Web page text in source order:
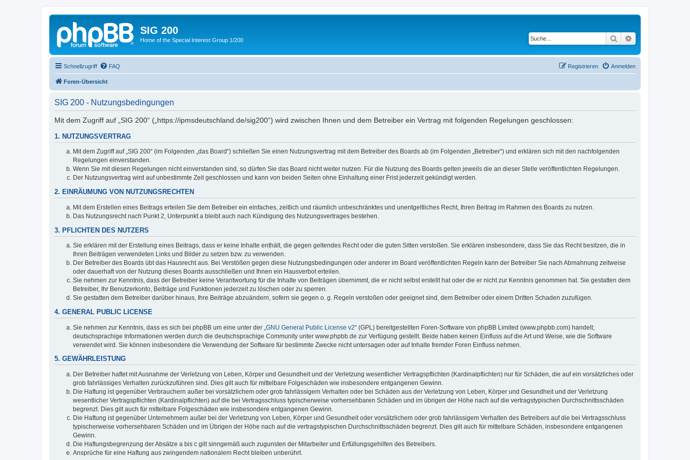
SIG 200
Home of the Special Interest Group 1/200 Suche
Schnellzugriff FAQ Anmelden
Registrieren
Foren-Übersicht
SIG 200 - Nutzungsbedingungen
Mit dem Zugriff auf „SIG 200“ („https://ipmsdeutschland.de/sig200“) wird zwischen Ihnen und dem Betreiber ein Vertrag mit folgenden Regelungen geschlossen:
1. NUTZUNGSVERTRAG
Mit dem Zugriff auf „SIG 200“ (im Folgenden „das Board“) schließen Sie einen Nutzungsvertrag mit dem Betreiber des Boards ab (im Folgenden „Betreiber“) und erklären sich mit den nachfolgenden
Regelungen einverstanden.
Wenn Sie mit diesen Regelungen nicht einverstanden sind, so dürfen Sie das Board nicht weiter nutzen. Für die Nutzung des Boards gelten jeweils die an dieser Stelle veröffentlichten Regelungen.
Der Nutzungsvertrag wird auf unbestimmte Zeit geschlossen und kann von beiden Seiten ohne Einhaltung einer Frist jederzeit gekündigt werden.
2. EINRÄUMUNG VON NUTZUNGSRECHTEN
Mit dem Erstellen eines Beitrags erteilen Sie dem Betreiber ein einfaches, zeitlich und räumlich unbeschränktes und unentgeltliches Recht, Ihren Beitrag im Rahmen des Boards zu nutzen.
Das Nutzungsrecht nach Punkt 2, Unterpunkt a bleibt auch nach Kündigung des Nutzungsvertrages bestehen.
3. PFLICHTEN DES NUTZERS
Sie erklären mit der Erstellung eines Beitrags, dass er keine Inhalte enthält, die gegen geltendes Recht oder die guten Sitten verstoßen. Sie erklären insbesondere, dass Sie das Recht besitzen, die in
Ihren Beiträgen verwendeten Links und Bilder zu setzen bzw. zu verwenden.
Der Betreiber des Boards übt das Hausrecht aus. Bei Verstößen gegen diese Nutzungsbedingungen oder anderer im Board veröffentlichten Regeln kann der Betreiber Sie nach Abmahnung zeitweise
oder dauerhaft von der Nutzung dieses Boards ausschließen und Ihnen ein Hausverbot erteilen.
Sie nehmen zur Kenntnis, dass der Betreiber keine Verantwortung für die Inhalte von Beiträgen übernimmt, die er nicht selbst erstellt hat oder die er nicht zur Kenntnis genommen hat. Sie gestatten dem
Betreiber, Ihr Benutzerkonto, Beiträge und Funktionen jederzeit zu löschen oder zu sperren.
Sie gestatten dem Betreiber darüber hinaus, Ihre Beiträge abzuändern, sofern sie gegen o. g. Regeln verstoßen oder geeignet sind, dem Betreiber oder einem Dritten Schaden zuzufügen.
4. GENERAL PUBLIC LICENSE
Sie nehmen zur Kenntnis, dass es sich bei phpBB um eine unter der „ GNU General Public License v2“ (GPL) bereitgestellten Foren-Software von phpBB Limited (www.phpbb.com) handelt;
deutschsprachige Informationen werden durch die deutschsprachige Community unter www.phpbb.de zur Verfügung gestellt. Beide haben keinen Einfluss auf die Art und Weise, wie die Software
verwendet wird. Sie können insbesondere die Verwendung der Software für bestimmte Zwecke nicht untersagen oder auf Inhalte fremder Foren Einfluss nehmen.
5. GEWÄHRLEISTUNG
Der Betreiber haftet mit Ausnahme der Verletzung von Leben, Körper und Gesundheit und der Verletzung wesentlicher Vertragspflichten (Kardinalpflichten) nur für Schäden, die auf ein vorsätzliches oder
grob fahrlässiges Verhalten zurückzuführen sind. Dies gilt auch für mittelbare Folgeschäden wie insbesondere entgangenen Gewinn.
Die Haftung ist gegenüber Verbrauchern außer bei vorsätzlichem oder grob fahrlässigem Verhalten oder bei Schäden aus der Verletzung von Leben, Körper und Gesundheit und der Verletzung
wesentlicher Vertragspflichten (Kardinalpflichten) auf die bei Vertragsschluss typischerweise vorhersehbaren Schäden und im übrigen der Höhe nach auf die vertragstypischen Durchschnittsschäden
begrenzt. Dies gilt auch für mittelbare Folgeschäden wie insbesondere entgangenen Gewinn.
Die Haftung ist gegenüber Unternehmern außer bei der Verletzung von Leben, Körper und Gesundheit oder vorsätzlichem oder grob fahrlässigem Verhalten des Betreibers auf die bei Vertragsschluss
typischerweise vorhersehbaren Schäden und im Übrigen der Höhe nach auf die vertragstypischen Durchschnittsschäden begrenzt. Dies gilt auch für mittelbare Schäden, insbesondere entgangenen
Gewinn.
Die Haftungsbegrenzung der Absätze a bis c gilt sinngemäß auch zugunsten der Mitarbeiter und Erfüllungsgehilfen des Betreibers.
Ansprüche für eine Haftung aus zwingendem nationalem Recht bleiben unberührt.